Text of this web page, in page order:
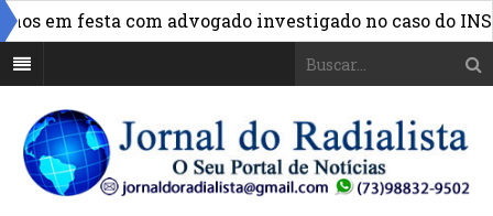
festa com advogado investigado no caso do INSS »